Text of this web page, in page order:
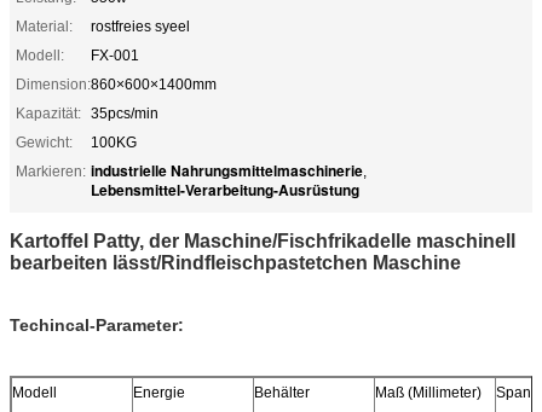
Material:
rostfreies syeel
Modell:
FX-001
Dimension:860×600×1400mm
Kapazität: 35pcs/min
Gewicht:
100KG
Markieren: industrielle Nahrungsmittelmaschinerie,
Lebensmittel-Verarbeitung-Ausrüstung
Kartoffel Patty, der Maschine/Fischfrikadelle maschinell
bearbeiten lässt/Rindfleischpastetchen Maschine
Techincal-Parameter:
Modell Energie
Behälter
Maß (Millimeter)